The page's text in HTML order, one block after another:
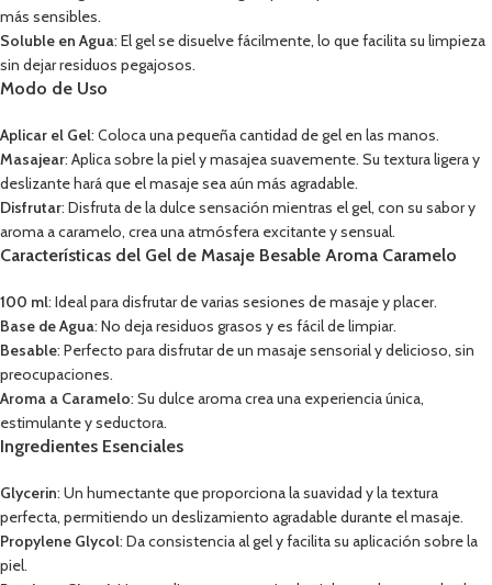
más sensibles.
Soluble en Agua: El gel se disuelve fácilmente, lo que facilita su limpieza
sin dejar residuos pegajosos.
Modo de Uso
Aplicar el Gel: Coloca una pequeña cantidad de gel en las manos.
Masajear: Aplica sobre la piel y masajea suavemente. Su textura ligera y
deslizante hará que el masaje sea aún más agradable.
Disfrutar: Disfruta de la dulce sensación mientras el gel, con su sabor y
aroma a caramelo, crea una atmósfera excitante y sensual.
Características del Gel de Masaje Besable Aroma Caramelo
100 ml: Ideal para disfrutar de varias sesiones de masaje y placer.
Base de Agua: No deja residuos grasos y es fácil de limpiar.
Besable: Perfecto para disfrutar de un masaje sensorial y delicioso, sin
preocupaciones.
Aroma a Caramelo: Su dulce aroma crea una experiencia única,
estimulante y seductora.
Ingredientes Esenciales
Glycerin: Un humectante que proporciona la suavidad y la textura
perfecta, permitiendo un deslizamiento agradable durante el masaje.
Propylene Glycol: Da consistencia al gel y facilita su aplicación sobre la
piel.